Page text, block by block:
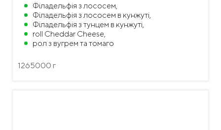
Філадельфія з лососем,
Філадельфія з лососем в кунжуті,
Філадельфія з тунцем в кунжуті,
roll Cheddar Cheese,
рол з вугрем та томаго
1265000 г